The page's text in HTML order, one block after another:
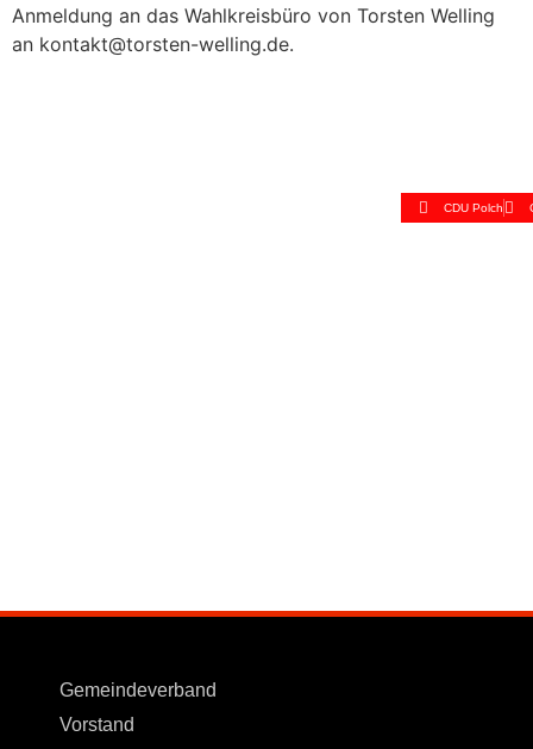
Anmeldung an das Wahlkreisbüro von Torsten Welling
an kontakt@torsten-welling.de.
CDU Polch
Gemeindeverband
Vorstand